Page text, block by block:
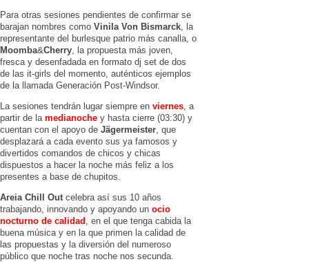
Para otras sesiones pendientes de confirmar se
barajan nombres como Vinila Von Bismarck , la
representante del burlesque patrio más canalla, o
Moomba&Cherry , la propuesta más joven,
fresca y desenfadada en formato dj set de dos
de las it-girls del momento, auténticos ejemplos
de la llamada Generación Post-Windsor.
La sesiones tendrán lugar siempre en viernes , a
partir de la medianoche y hasta cierre (03:30) y
cuentan con el apoyo de Jägermeister , que
desplazará a cada evento sus ya famosos y
divertidos comandos de chicos y chicas
dispuestos a hacer la noche más feliz a los
presentes a base de chupitos.
Areia Chill Out celebra así sus 10 años
trabajando, innovando y apoyando un ocio
nocturno de calidad , en el que tenga cabida la
buena música y en la que primen la calidad de
las propuestas y la diversión del numeroso
público que noche tras noche nos secunda.